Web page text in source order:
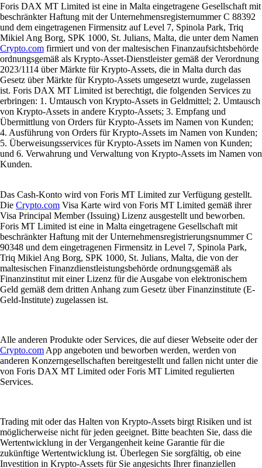
Foris DAX MT Limited ist eine in Malta eingetragene Gesellschaft mit
beschränkter Haftung mit der Unternehmensregisternummer C 88392
und dem eingetragenen Firmensitz auf Level 7, Spinola Park, Triq
Mikiel Ang Borg, SPK 1000, St. Julians, Malta, die unter dem Namen
Crypto.com firmiert und von der maltesischen Finanzaufsichtsbehörde
ordnungsgemäß als Krypto-Asset-Dienstleister gemäß der Verordnung
2023/1114 über Märkte für Krypto-Assets, die in Malta durch das
Gesetz über Märkte für Krypto-Assets umgesetzt wurde, zugelassen
ist. Foris DAX MT Limited ist berechtigt, die folgenden Services zu
erbringen: 1. Umtausch von Krypto-Assets in Geldmittel; 2. Umtausch
von Krypto-Assets in andere Krypto-Assets; 3. Empfang und
Übermittlung von Orders für Krypto-Assets im Namen von Kunden;
4. Ausführung von Orders für Krypto-Assets im Namen von Kunden;
5. Überweisungsservices für Krypto-Assets im Namen von Kunden;
und 6. Verwahrung und Verwaltung von Krypto-Assets im Namen von
Kunden.
Das Cash-Konto wird von Foris MT Limited zur Verfügung gestellt.
Die Crypto.com Visa Karte wird von Foris MT Limited gemäß ihrer
Visa Principal Member (Issuing) Lizenz ausgestellt und beworben.
Foris MT Limited ist eine in Malta eingetragene Gesellschaft mit
beschränkter Haftung mit der Unternehmensregistrierungsnummer C
90348 und dem eingetragenen Firmensitz in Level 7, Spinola Park,
Triq Mikiel Ang Borg, SPK 1000, St. Julians, Malta, die von der
maltesischen Finanzdienstleistungsbehörde ordnungsgemäß als
Finanzinstitut mit einer Lizenz für die Ausgabe von elektronischem
Geld gemäß dem dritten Anhang zum Gesetz über Finanzinstitute (E-
Geld-Institute) zugelassen ist.
Alle anderen Produkte oder Services, die auf dieser Webseite oder der
Crypto.com App angeboten und beworben werden, werden von
anderen Konzerngesellschaften bereitgestellt und fallen nicht unter die
von Foris DAX MT Limited oder Foris MT Limited regulierten
Services.
Trading mit oder das Halten von Krypto-Assets birgt Risiken und ist
möglicherweise nicht für jeden geeignet. Bitte beachten Sie, dass die
Wertentwicklung in der Vergangenheit keine Garantie für die
zukünftige Wertentwicklung ist. Überlegen Sie sorgfältig, ob eine
Investition in Krypto-Assets für Sie angesichts Ihrer finanziellen